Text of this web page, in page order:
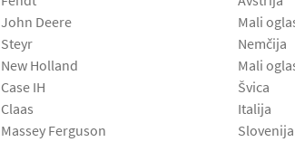
John Deere
Steyr
New Holland
Case IH
Claas
Massey Ferguson
Mali
Nemčija
Mali
Švica
Italija
Slovenija